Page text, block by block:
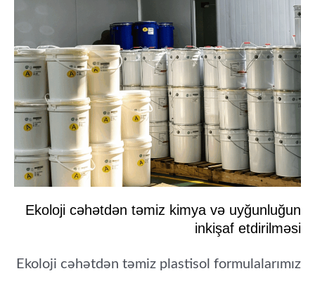
Ekoloji cəhətdən təmiz kimya və uyğunluğun
inkişaf etdirilməsi
Ekoloji cəhətdən təmiz plastisol formulalarımız